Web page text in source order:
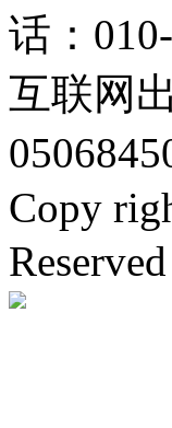
话：
互联网
Copy